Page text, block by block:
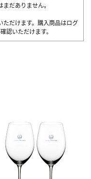
だありません。
ただけます。購入商品はログ
認いただけます。